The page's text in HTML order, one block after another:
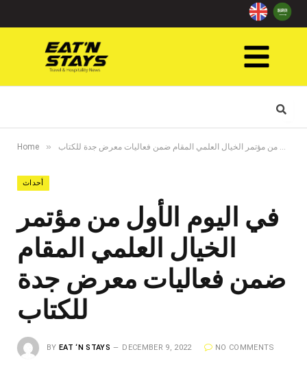
Home » في اليوم الأول من مؤتمر الخيال العلمي المقام ضمن فعاليات معرض جدة للكتاب
أحداث
في اليوم الأول من مؤتمر
الخيال العلمي المقام
ضمن فعاليات معرض جدة
للكتاب
BY EAT ‘N STAYS DECEMBER 9, 2022 NO COMMENTS